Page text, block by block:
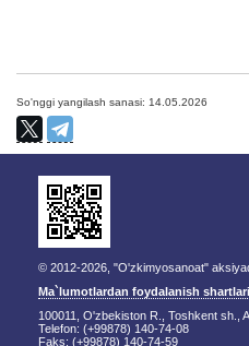
So'nggi yangilash sanasi: 14.05.2026
© 2012-2026, "O'zkimyosanoat"
Ma`lumotlardan foydalanish shartlari
100011, O'zbekiston R., Toshkent sh.,
Telefon: (+99878) 140-74-08
Faks: (+99878) 140-74-59